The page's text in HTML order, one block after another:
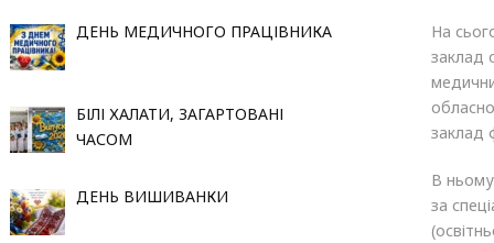
ДЕНЬ МЕДИЧНОГО ПРАЦІВНИКА
БІЛІ ХАЛАТИ, ЗАГАРТОВАНІ
ЧАСОМ
ДЕНЬ ВИШИВАНКИ
На
заклад
заклад
В
за